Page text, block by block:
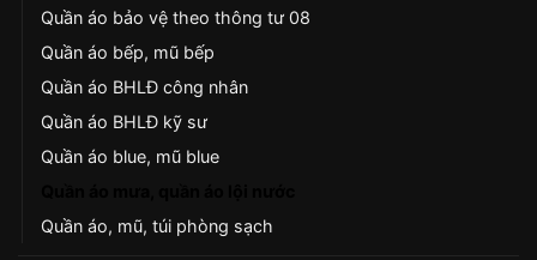
Quần áo bảo vệ theo thông tư 08
Quần áo bếp, mũ bếp
Quần áo BHLĐ công nhân
Quần áo BHLĐ kỹ sư
Quần áo blue, mũ blue
Quần áo, mũ, túi phòng sạch